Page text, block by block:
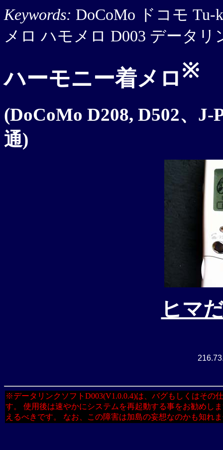
Keywords: DoCoMo ドコモ Tu-
メロ ハモメロ D003 データ
ハーモニー着メロ※
(DoCoMo D208, D502、
通)
ヒマ
※データリンクソフトD003(V1.0.0.4)は、バグもしくはその
す。 使用後は速やかにシステムを再起動する事をお勧めし
えるべきです。 なお、この障害は加島の妄想なのかも知れ